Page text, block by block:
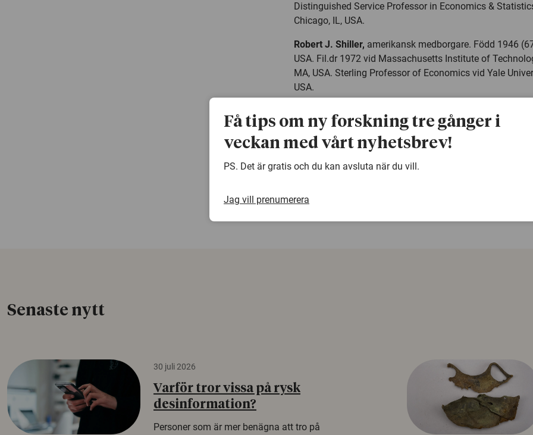
Distinguished Service Professor in Economics &
Chicago, IL, USA.
Robert J. Shiller, amerikansk medborgare. Född 1946
USA. Fil.dr 1972 vid Massachusetts Institute of
MA, USA. Sterling Professor of Economics vid Yale
USA.
warningDenna artikel är några år gammal och det kan
Senaste nytt
30 juli 2026
Varför tror vissa på rysk
desinformation?
Personer som är mer benägna att tro på
Få tips om ny forskning tre gånger i
veckan med vårt nyhetsbrev!
PS. Det är gratis och du kan avsluta när du vill.
Jag vill prenumerera